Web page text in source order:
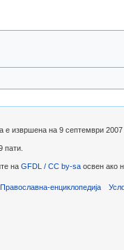
извршена на 9 септември 2007
пати.
на GFDL / CC by-sa освен ако
енциклопедија